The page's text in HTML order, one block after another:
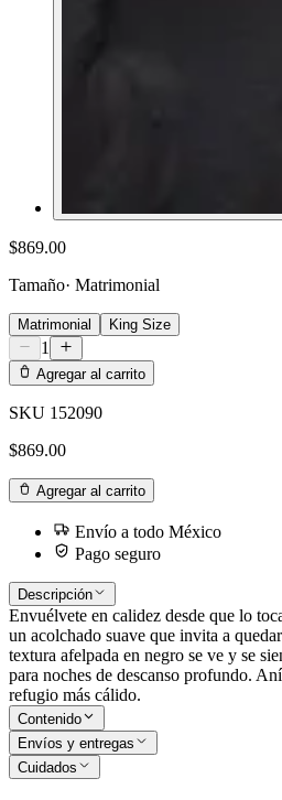
$869.00
Tamaño· Matrimonial
Matrimonial King Size
1
Agregar al carrito
SKU 152090
$869.00
Agregar al carrito
Envío a todo México
Pago seguro
Descripción
Envuélvete en calidez desde que lo
un acolchado suave que invita a
textura afelpada en negro se ve y se
para noches de descanso profundo.
refugio más cálido.
Contenido
Envíos y entregas
Cuidados